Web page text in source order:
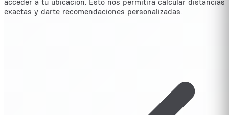
exactas y darte recomendaciones personalizadas.